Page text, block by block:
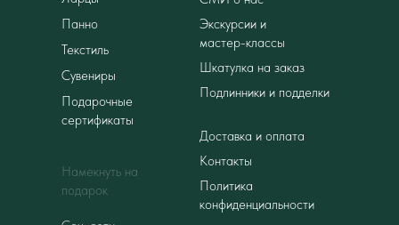
Панно
Текстиль
Сувениры
Подарочные
сертификаты
Намекнуть на
подарок
Контакты
Экскурсии и
мастер-классы
Подлинники и подделки
Доставка и оплата
Шкатулка на заказ
Политика
конфиденциальности